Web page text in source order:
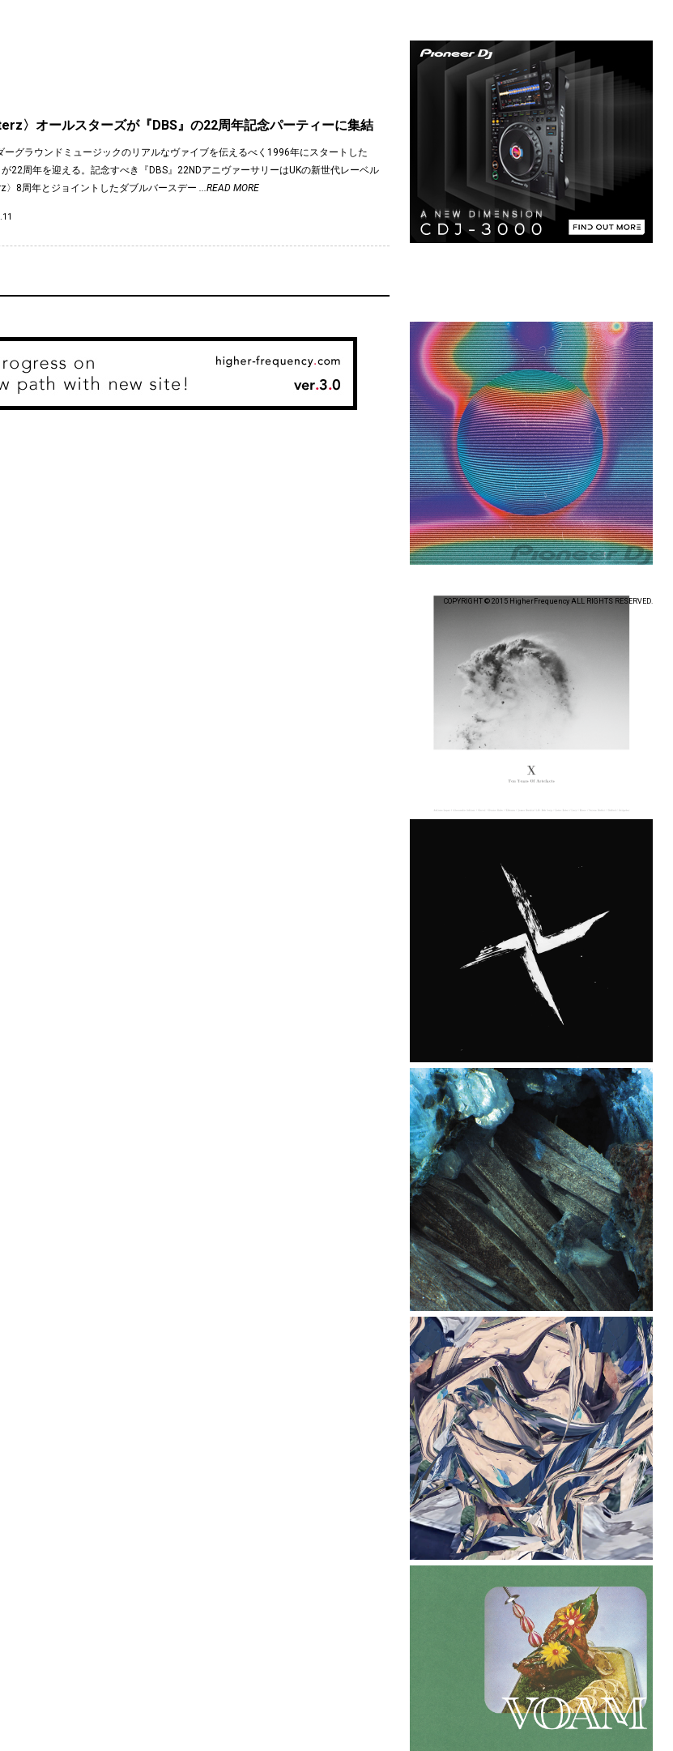
〉オールスターズが『DBS』の22周年記念パーティーに集結
ーグラウンドミュージックのリアルなヴァイブを伝えるべく1996年にスタートした
が22周年を迎える。記念すべき『DBS』22NDアニヴァーサリーはUKの新世代レーベル
〉8周年とジョイントしたダブルバースデー...READ MORE
COPYRIGHT © 2015 HigherFrequency ALL RIGHTS RESERVED.